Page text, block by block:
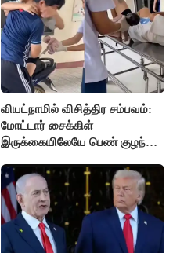
வியட்நாமில் விசித்திர சம்பவம்:
மோட்டார் சைக்கிள்
இருக்கையிலேயே பெண் குழந்தை